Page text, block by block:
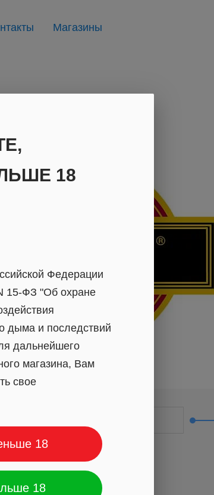
Магазины
18
Федерации
15-ФЗ "Об охране
дыма и последствий
дальнейшего
магазина, Вам
свое
18
18